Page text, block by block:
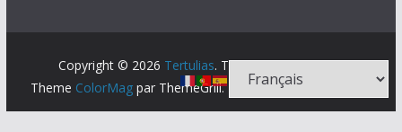
Copyright © 2026 Tertulias. Tous droits réservés.
Theme ColorMagpar ThemeGrill. Propulsé par